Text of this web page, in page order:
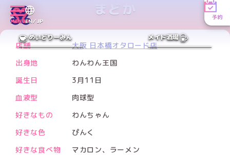
MENUEN／JP
予約
めいどりーみん メイド酒場
まどか
PREV
NEXT
店舗
大阪 日本橋オタロード店
出身地
わんわん王国
誕生日
3月11日
血液型
肉球型
好きなもの
わんちゃん
好きな色
ぴんく
好きな食べ物
マカロン、ラーメン